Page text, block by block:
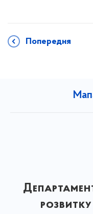
Попередня